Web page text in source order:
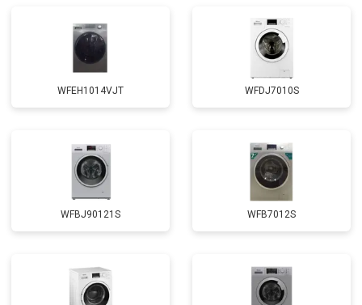
Замена амортизаторов от 2000 ₽ Заказать
Замена подшипников от 2800 ₽ Заказать
Замена мотора от 3800 ₽ Заказать
температуры
от 2200 ₽ Заказать
Замена ТЭН от 2300 ₽ Заказать
Замена прессостата от 3350 ₽ Заказать
WFEH1014VJT WFDJ7010S
WFBJ90121S WFB7012S